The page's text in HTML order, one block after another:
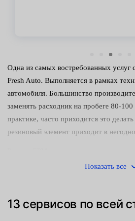
Одна из самых востребованных услуг
Fresh Auto. Выполняется в рамках
автомобиля. Большинство
заменять расходник на пробеге 80-
практике, часто приходится это
резиновый элемент приходит в
соединяет коленвал с распредвалами,
влияет на работу силового агрегата —
Показать все
13 сервисов по всей